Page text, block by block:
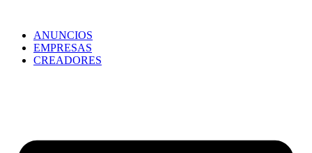
ANUNCIOS
EMPRESAS
CREADORES